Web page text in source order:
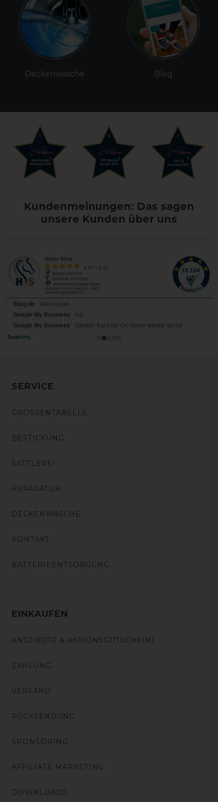
Deckenwäsche Blog
Kundenmeinungen: Das sagen
unsere Kunden über uns
SERVICE
GRÖSSENTABELLE
BESTICKUNG
SATTLEREI
REPARATUR
DECKENWÄSCHE
KONTAKT
BATTERIEENTSORGUNG
EINKAUFEN
ANGEBOTE & AKTIONSGUTSCHEINE
ZAHLUNG
VERSAND
RÜCKSENDUNG
SPONSORING
AFFILIATE MARKETING
DOWNLOADS